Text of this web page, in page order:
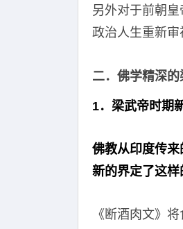
另外对于前朝
政治人生重新审
二．佛学精深的
1．梁武帝时期
佛教从印度传
新的界定了这样
《断酒肉文》